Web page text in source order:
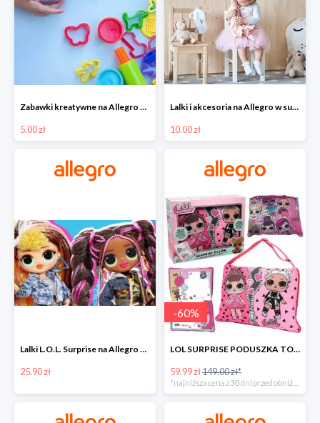
Zabawki kreatywne na Allegro w super cenach od 5 zł
5.00 zł
Lalki i akcesoria na Allegro w super cenach od 10 zł
10.00 zł
Lalki L.O.L. Surprise na Allegro w super cenach od 25,90 zł
25.90 zł
-60%
LOL SURPRISE PODUSZKA TOREBKA SEKRETNY SCHOWEK MP3 -59%
59.99 zł149.00 zł*
*najniższa cena z 30 dni przed obniżką